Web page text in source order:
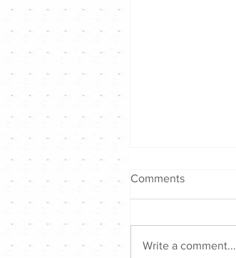
Comments
Write a comment...